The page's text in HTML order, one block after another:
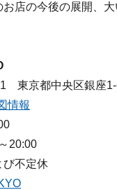
店の今後の展開、
東京都中央区銀
情報
20:00
び不定休